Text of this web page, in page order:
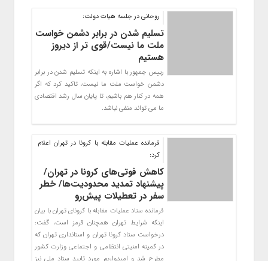
روحانی در جلسه هیات دولت‌:
تسلیم شدن در برابر دشمن خواست
ملت ما نیست/قوی تر از دیروز
هستیم
رییس جمهور با اشاره به اینکه تسلیم شدن در برابر
دشمن خواست ملت ما نیست، تاکید کرد که اگر
همه در کنار هم باشیم، تا پایان سال رشد اقتصادی
ما می تواند منفی نباشد.
فرمانده عملیات مقابله با کرونا در تهران اعلام
کرد:
کاهش فوتی‌های کرونا در تهران/
پیشنهاد تمدید محدودیت‌ها/ خطر
سفر در تعطیلات پیش‌رو
فرمانده ستاد عملیات مقابله با کرونای تهران با بیان
اینکه شرایط تهران همچنان قرمز است، گفت:‌
درخواست ستاد کرونا تهران و استانداری تهران که
در کمیته امنیتی انتظامی و اجتماعی وزارت کشور
مطرح شد و امیدواریم مورد تایید ستاد ملی نیز